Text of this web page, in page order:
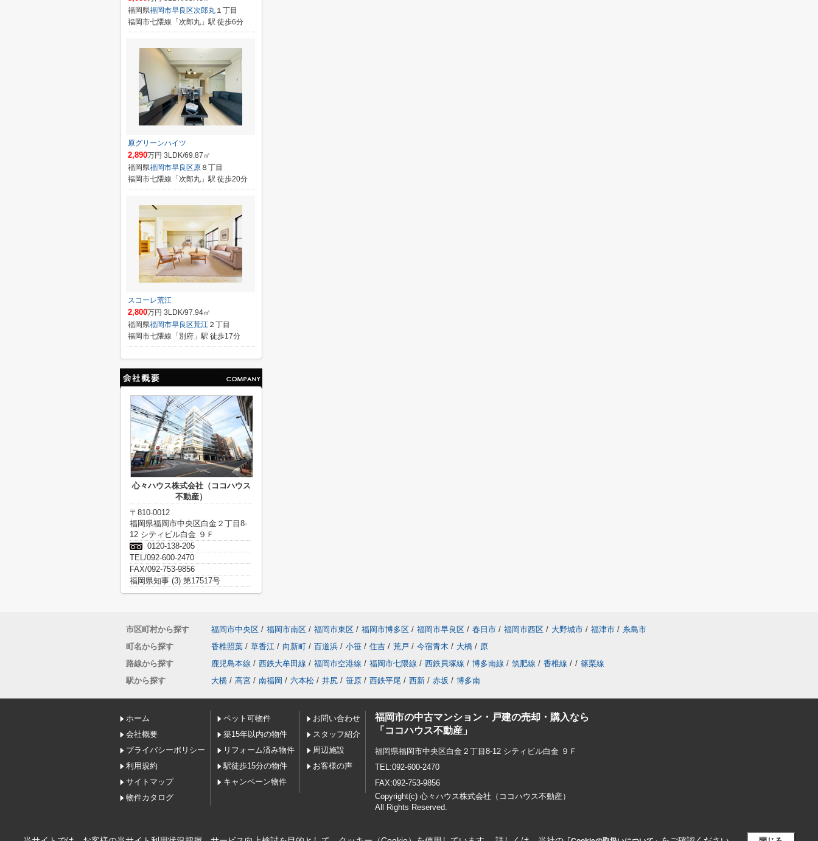
福岡県福岡市早良区次郎丸 １丁目
福岡市七隈線「次郎丸」駅 徒歩6分
原グリーンハイツ
2,890万円 3LDK/69.87㎡
福岡県福岡市早良区原 ８丁目
福岡市七隈線「次郎丸」駅 徒歩20分
スコーレ荒江
2,800万円 3LDK/97.94㎡
福岡県福岡市早良区荒江 ２丁目
福岡市七隈線「別府」駅 徒歩17分
心々ハウス株式会社（ココハウス
不動産）
〒810-0012
福岡県福岡市中央区白金２丁目8-
12 シティビル白金 ９Ｆ
0120-138-205
TEL/092-600-2470
FAX/092-753-9856
福岡県知事 (3) 第17517号
市区町村から探す 福岡市中央区 / 福岡市南区 / 福岡市東区 / 福岡市博多区 / 福岡市早良区 / 春日市 / 福岡市西区 / 大野城市 / 福津市 / 糸島市
町名から探す
香椎照葉 / 草香江 / 向新町 / 百道浜 / 小笹 / 住吉 / 荒戸 / 今宿青木 / 大橋 / 原
路線から探す
鹿児島本線 / 西鉄大牟田線 / 福岡市空港線 / 福岡市七隈線 / 西鉄貝塚線 / 博多南線 / 筑肥線 / 香椎線 / / 篠栗線
駅から探す
大橋 / 高宮 / 南福岡 / 六本松 / 井尻 / 笹原 / 西鉄平尾 / 西新 / 赤坂 / 博多南
ホーム
会社概要
プライバシーポリシー
利用規約
サイトマップ
物件カタログ
ペット可物件
築15年以内の物件
リフォーム済み物件
駅徒歩15分の物件
キャンペーン物件
お問い合わせ
スタッフ紹介
周辺施設
お客様の声
福岡市の中古マンション・戸建の売却・購入なら
「ココハウス不動産」
福岡県福岡市中央区白金２丁目8-12 シティビル白金 ９Ｆ
TEL:092-600-2470
FAX:092-753-9856
Copyright(c) 心々ハウス株式会社（ココハウス不動産）
All Rights Reserved.